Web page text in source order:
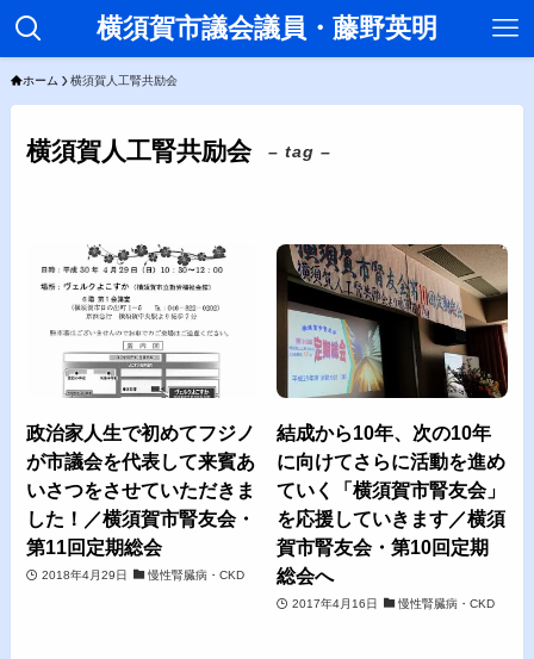
横須賀市議会議員・藤野英明
ホーム 横須賀人工腎共励会
横須賀人工腎共励会 – tag –
政治家人生で初めてフジノ
が市議会を代表して来賓あ
いさつをさせていただきま
した！／横須賀市腎友会・
第11回定期総会
2018年4月29日 慢性腎臓病・CKD
結成から10年、次の10年
に向けてさらに活動を進め
ていく「横須賀市腎友会」
を応援していきます／横須
賀市腎友会・第10回定期
総会へ
2017年4月16日 慢性腎臓病・CKD